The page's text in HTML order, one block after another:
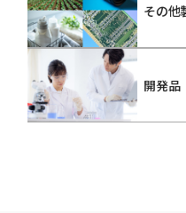
その他
開発品